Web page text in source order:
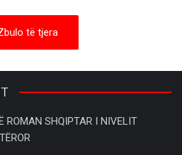
të tjera
ROMAN SHQIPTAR I NIVELIT